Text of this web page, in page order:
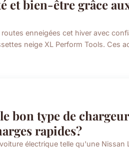
et bien-être grâce
enneigées cet hiver avec
neige XL Perform Tools. Ces
bon type de
rapides?
électrique telle qu'une Nissan